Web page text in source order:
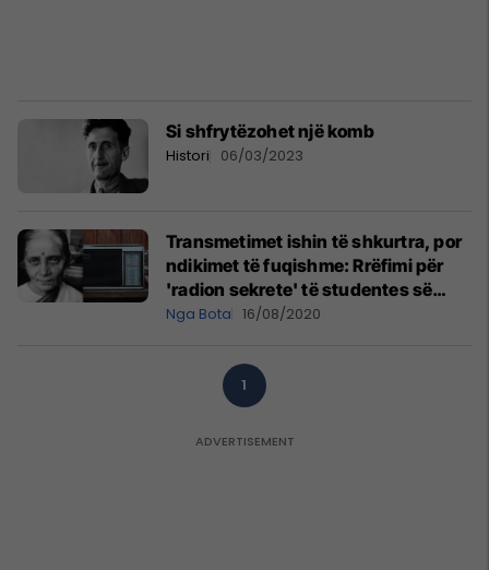
Si shfrytëzohet një komb
Histori 06/03/2023
Transmetimet ishin të shkurtra, por
ndikimet të fuqishme: Rrëfimi për
'radion sekrete' të studentes së
guximshme indiane, gjatë sundimit
Nga Bota 16/08/2020
1